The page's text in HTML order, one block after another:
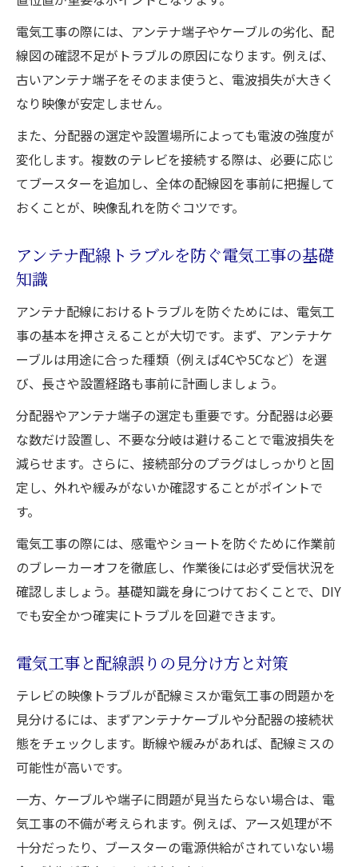
ノイズ対策に強い電気工事と配線方法
耐久性重視のアンテナ配線工事とケーブル
選び
分配器の使い方と配線図のポイントを解説
アンテナ配線で役立つ分配器の基本知識
電気工事と分配器の正しい使い方を紹介
分配器を活用した配線図の描き方と注意点
アンテナ配線工事での分配器設置テクニッ
トラブル回避のための分配器と電気工事の
古いアンテナ端子を活用するための工夫
古いアンテナ端子と電気工事で使える技術
アンテナ配線を工夫して端子を有効活用す
電気工事で延命できるアンテナ端子のリメ
イク術
古い端子を生かすアンテナ配線工事のポイ
ント
電気工事の際には、アンテナ端子やケーブルの劣化、配
線図の確認不足がトラブルの原因になります。例えば、
古いアンテナ端子をそのまま使うと、電波損失が大きく
なり映像が安定しません。
また、分配器の選定や設置場所によっても電波の強度が
変化します。複数のテレビを接続する際は、必要に応じ
てブースターを追加し、全体の配線図を事前に把握して
おくことが、映像乱れを防ぐコツです。
アンテナ配線トラブルを防ぐ電気工事の基礎
知識
アンテナ配線におけるトラブルを防ぐためには、電気工
事の基本を押さえることが大切です。まず、アンテナケ
ーブルは用途に合った種類（例えば4Cや5Cなど）を選
び、長さや設置経路も事前に計画しましょう。
分配器やアンテナ端子の選定も重要です。分配器は必要
な数だけ設置し、不要な分岐は避けることで電波損失を
減らせます。さらに、接続部分のプラグはしっかりと固
定し、外れや緩みがないか確認することがポイントで
す。
電気工事の際には、感電やショートを防ぐために作業前
のブレーカーオフを徹底し、作業後には必ず受信状況を
確認しましょう。基礎知識を身につけておくことで、DIY
でも安全かつ確実にトラブルを回避できます。
電気工事と配線誤りの見分け方と対策
テレビの映像トラブルが配線ミスか電気工事の問題かを
見分けるには、まずアンテナケーブルや分配器の接続状
態をチェックします。断線や緩みがあれば、配線ミスの
可能性が高いです。
一方、ケーブルや端子に問題が見当たらない場合は、電
気工事の不備が考えられます。例えば、アース処理が不
十分だったり、ブースターの電源供給がされていない場